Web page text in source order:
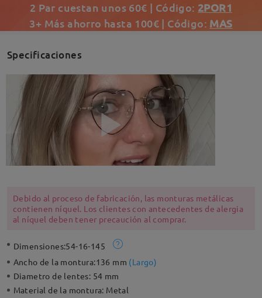
2 Par cuestan unos 60€ | Código: 2POR1
3+ Más ahorro hasta 100€ | Código: MAS
Specificaciones
Debido al proceso de fabricación, las monturas metálicas
contienen níquel. Los clientes con antecedentes de alergia
al níquel deben tener precaución al comprar.
Dimensiones:54-16-145
Ancho de la montura:136 mm (Largo)
Diametro de lentes: 54 mm
Material de la montura: Metal